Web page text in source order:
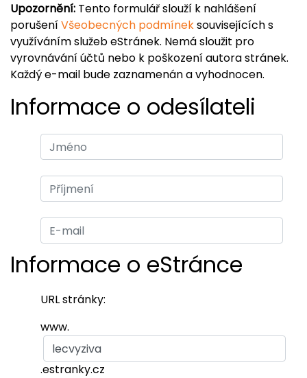
Upozornění: Tento formulář slouží k nahlášení
porušeníVšeobecných podmíneksouvisejících s
využíváním služeb eStránek. Nemá sloužit pro
vyrovnávání účtů nebo k poškození autora stránek.
Každý e-mail bude zaznamenán a vyhodnocen.
Informace o odesílateli
Informace o eStránce
URL stránky:
www.
.estranky.cz